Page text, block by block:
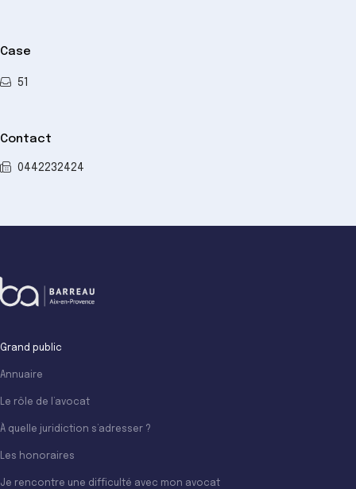
Case
51
Contact
0442232424
Grand public
Annuaire
Le rôle de l’avocat
À quelle juridiction s’adresser ?
Les honoraires
Je rencontre une difficulté avec mon avocat